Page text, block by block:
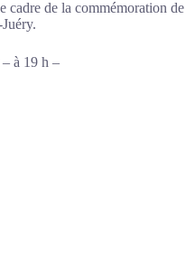
cadre de la commémoration de
à 19 h –